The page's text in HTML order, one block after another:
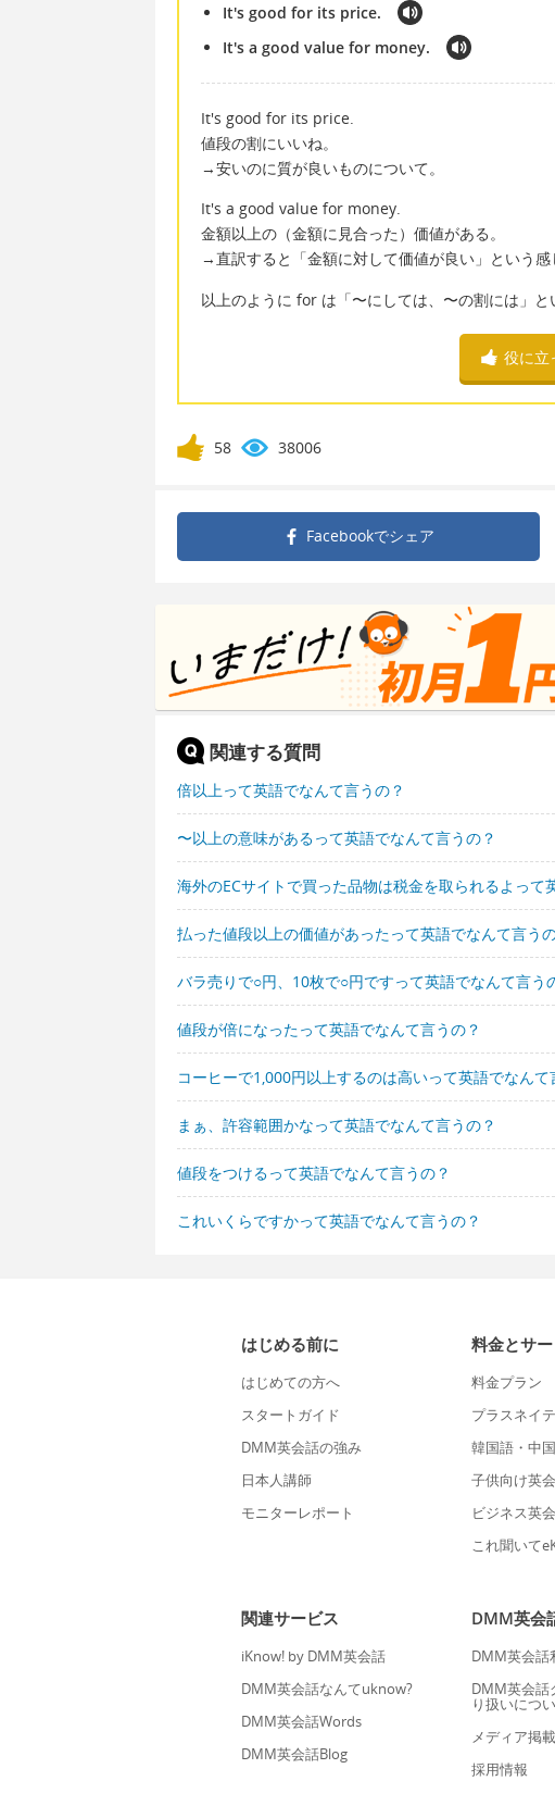
It's good for its price.
It's a good value for money.
It's good for its price.
値段の割にいいね。
→安いのに質が良いものについて。
It's a good value for money.
金額以上の（金額に見合った）価値がある。
→直訳すると「金額に対して価値が良い」という感
以上のように for は「〜にしては、〜の割には」と
役に立
58 38006
Facebookでシェア
関連する質問
倍以上って英語でなんて言うの？
〜以上の意味があるって英語でなんて言うの？
海外のECサイトで買った品物は税金を取られるよって
払った値段以上の価値があったって英語でなんて言う
バラ売りで○円、10枚で○円ですって英語でなんて言う
値段が倍になったって英語でなんて言うの？
コーヒーで1,000円以上するのは高いって英語でなんて
まぁ、許容範囲かなって英語でなんて言うの？
値段をつけるって英語でなんて言うの？
これいくらですかって英語でなんて言うの？
はじめる前に
はじめての方へ
スタートガイド
DMM英会話の強み
日本人講師
モニターレポート
料金とサ
料金プラン
プラスネイ
韓国語・中
子供向け英
ビジネス英
これ聞いて
関連サービス
iKnow! by DMM英会話
DMM英会話なんてuknow?
DMM英会話Words
DMM英会話Blog
DMM英会
DMM英会話
DMM英会話
り扱いにつ
メディア掲
採用情報